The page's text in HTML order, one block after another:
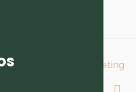
Estratégias De Marketing